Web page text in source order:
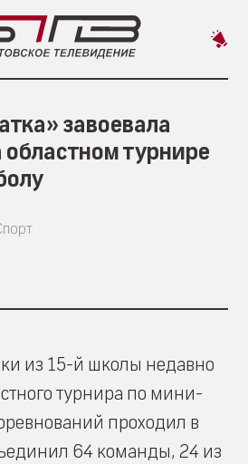
завоевала
областном турнире
из 15-й школы недавно
турнира по мини-
проходил в
64 команды, 24 из